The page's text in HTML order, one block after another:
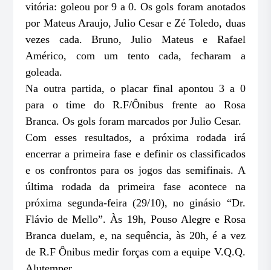
vitória: goleou por 9 a 0. Os gols foram anotados
por Mateus Araujo, Julio Cesar e Zé Toledo, duas
vezes cada. Bruno, Julio Mateus e Rafael
Américo, com um tento cada, fecharam a
goleada.
Na outra partida, o placar final apontou 3 a 0
para o time do R.F/Ônibus frente ao Rosa
Branca. Os gols foram marcados por Julio Cesar.
Com esses resultados, a próxima rodada irá
encerrar a primeira fase e definir os classificados
e os confrontos para os jogos das semifinais. A
última rodada da primeira fase acontece na
próxima segunda-feira (29/10), no ginásio “Dr.
Flávio de Mello”. Às 19h, Pouso Alegre e Rosa
Branca duelam, e, na sequência, às 20h, é a vez
de R.F Ônibus medir forças com a equipe V.Q.Q.